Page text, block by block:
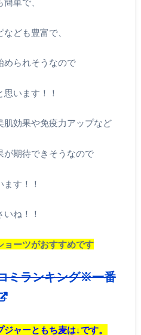
ども豊富で、
められそうなので
います！！
肌効果や免疫力アップなど
が期待できそうなので
す！！
ね！！
ーツがおすすめです
ミランキング※一番
ャーともち麦は↓です。